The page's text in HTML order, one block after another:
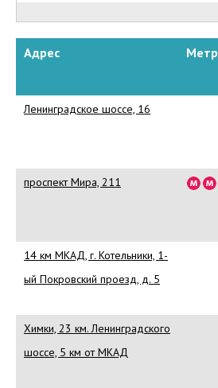
Адрес
Ленинградское шоссе, 16
проспект Мира, 211
14 км МКАД, г. Котельники, 1-
ый Покровский проезд, д. 5
Химки, 23 км. Ленинградского
шоссе, 5 км от МКАД